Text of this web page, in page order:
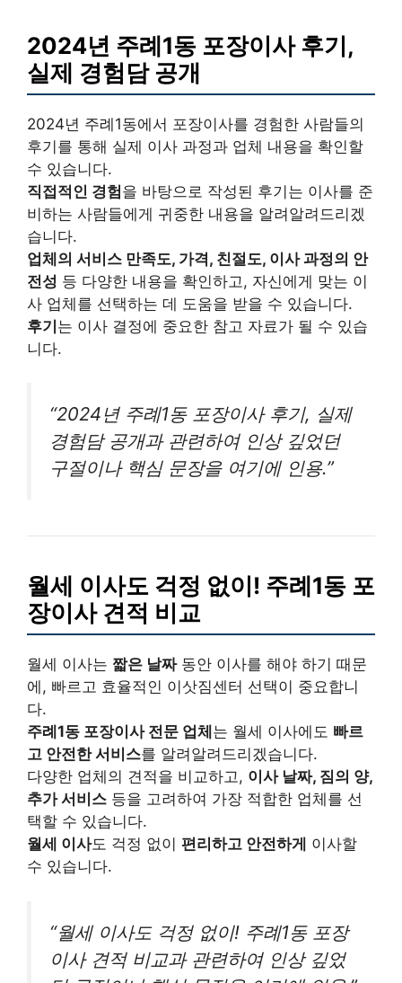
2024년 주례1동 포장이사 후기,
실제 경험담 공개
2024년 주례1동에서 포장이사를 경험한 사람들의
후기를 통해 실제 이사 과정과 업체 내용을 확인할
수 있습니다.
직접적인 경험을 바탕으로 작성된 후기는 이사를 준
비하는 사람들에게 귀중한 내용을 알려알려드리겠
습니다.
업체의 서비스 만족도, 가격, 친절도, 이사 과정의 안
전성 등 다양한 내용을 확인하고, 자신에게 맞는 이
사 업체를 선택하는 데 도움을 받을 수 있습니다.
후기는 이사 결정에 중요한 참고 자료가 될 수 있습
니다.
“2024년 주례1동 포장이사 후기, 실제
경험담 공개과 관련하여 인상 깊었던
구절이나 핵심 문장을 여기에 인용.”
월세 이사도 걱정 없이! 주례1동 포
장이사 견적 비교
월세 이사는 짧은 날짜동안 이사를 해야 하기 때문
에, 빠르고 효율적인 이삿짐센터 선택이 중요합니
다.
주례1동 포장이사 전문 업체 는 월세 이사에도 빠르
고 안전한 서비스를 알려알려드리겠습니다.
다양한 업체의 견적을 비교하고, 이사 날짜, 짐의 양,
추가 서비스 등을 고려하여 가장 적합한 업체를 선
택할 수 있습니다.
월세 이사도 걱정 없이 편리하고 안전하게 이사할
수 있습니다.
“월세 이사도 걱정 없이! 주례1동 포장
이사 견적 비교과 관련하여 인상 깊었